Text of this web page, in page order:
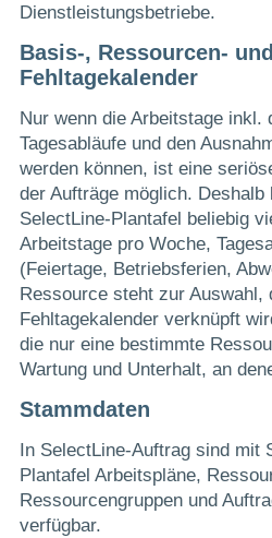
Dienstleistungsbetriebe.
Basis-, Ressourcen-
Fehltagekalender
Nur wenn die Arbeitstage inkl.
Tagesabläufe und den
werden können, ist eine
der Aufträge möglich. Deshalb
SelectLine-Plantafel beliebig
Arbeitstage pro Woche,
(Feiertage, Betriebsferien,
Ressource steht zur
Fehltagekalender verknüpft
die nur eine bestimmte
Wartung und Unterhalt, an
Stammdaten
In SelectLine-Auftrag sind mit
Plantafel Arbeitspläne,
Ressourcengruppen und
verfügbar.